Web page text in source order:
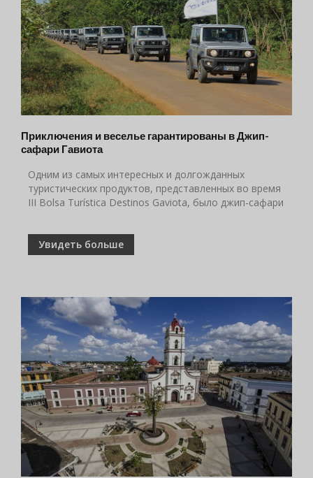
Приключения и веселье гарантированы в Джип-
сафари Гавиота
Одним из самых интересных и долгожданных
туристических продуктов, представленных во время
III Bolsa Turística Destinos Gaviota, было джип-сафари
Увидеть больше